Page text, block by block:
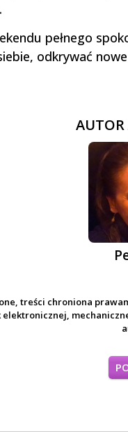
pełnego
odkrywać
AUTOR
treści chroniona